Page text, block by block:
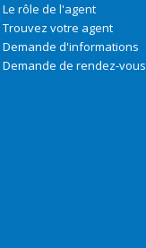
Le rôle de l'agent
Trouvez votre agent
Demande d'informations
Demande de rendez-vous